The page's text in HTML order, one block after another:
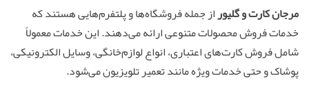
مرجان کارت و گلیوراز جمله فروشگاه‌ها و پلتفرم‌هایی هستند که
خدمات فروش محصولات متنوعی ارائه می‌دهند. این خدمات معمولاً
شامل فروش کارت‌های اعتباری، انواع لوازم‌خانگی، وسایل الکترونیکی،
پوشاک و حتی خدمات ویژه مانند تعمیر تلویزیون می‌شود.